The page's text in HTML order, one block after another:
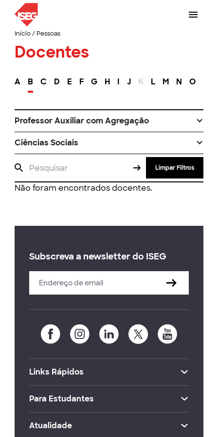
Início/ Pessoas
Docentes
A B C D E F G H I J K L M N O
Professor Auxiliar com Agregação
Ciências Sociais
Limpar Filtros
Não foram encontrados docentes.
Subscreva a newsletter do ISEG
Links Rápidos
Para Estudantes
Atualidade